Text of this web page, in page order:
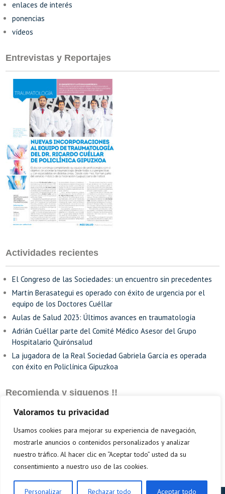
Valoramos tu privacidad
Usamos cookies para mejorar su experiencia de navegación,
mostrarle anuncios o contenidos personalizados y analizar
nuestro tráfico. Al hacer clic en “Aceptar todo” usted da su
consentimiento a nuestro uso de las cookies.
Personalizar Rechazar todo Aceptar todo
enlaces de interés
ponencias
vídeos
Entrevistas y Reportajes
Actividades recientes
El Congreso de las Sociedades: un encuentro sin precedentes
Martín Berasategui es operado con éxito de urgencia por el
equipo de los Doctores Cuéllar
Aulas de Salud 2023: Últimos avances en traumatología
Adrián Cuéllar parte del Comité Médico Asesor del Grupo
Hospitalario Quirónsalud
La jugadora de la Real Sociedad Gabriela García es operada
con éxito en Policlínica Gipuzkoa
Recomienda y siguenos !!